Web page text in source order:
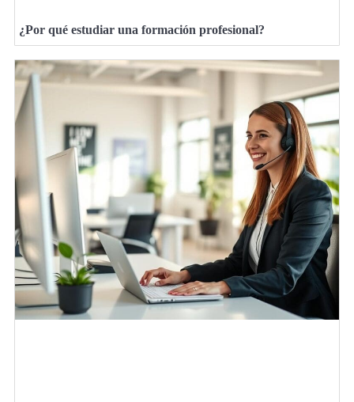
¿Por qué estudiar una formación profesional?